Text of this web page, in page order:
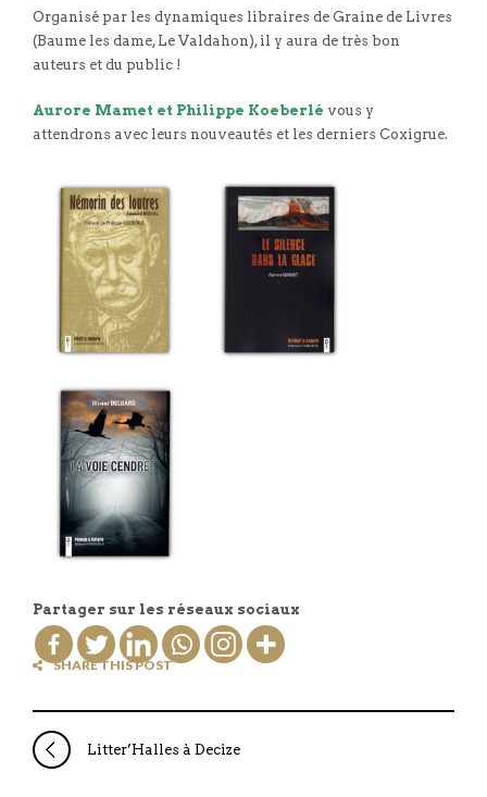
Organisé par les dynamiques libraires de Graine de Livres
(Baume les dame, Le Valdahon), il y aura de très bon
auteurs et du public !
Aurore Mamet et Philippe Koeberlé vous y
attendrons avec leurs nouveautés et les derniers Coxigrue.
Partager sur les réseaux sociaux
SHARE THIS POST
Litter’Halles à Decize